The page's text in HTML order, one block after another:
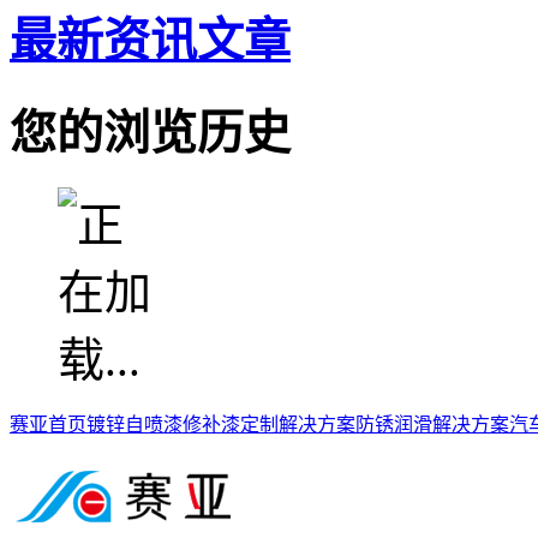
最新资讯文章
您的浏览历史
赛亚首页镀锌自喷漆修补漆定制解决方案防锈润滑解决方案汽